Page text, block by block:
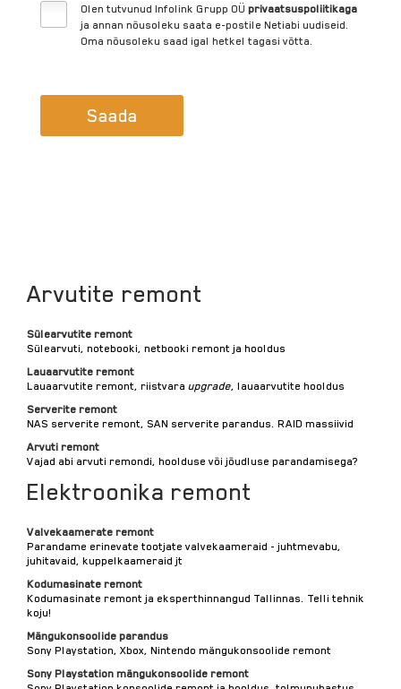
Olen tutvunud Infolink Grupp OÜ privaatsuspoliitikaga
ja annan nõusoleku saata e-postile Netiabi uudiseid.
Oma nõusoleku saad igal hetkel tagasi võtta.
Arvutite remont
Sülearvutite remont
Sülearvuti, notebooki, netbooki remont ja hooldus
Lauaarvutite remont
Lauaarvutite remont, riistvara upgrade, lauaarvutite hooldus
Serverite remont
NAS serverite remont, SAN serverite parandus. RAID massiivid
Arvuti remont
Vajad abi arvuti remondi, hoolduse või jõudluse parandamisega?
Elektroonika remont
Valvekaamerate remont
Parandame erinevate tootjate valvekaameraid - juhtmevabu,
juhitavaid, kuppelkaameraid jt
Kodumasinate remont
Kodumasinate remont ja eksperthinnangud Tallinnas. Telli tehnik
koju!
Mängukonsoolide parandus
Sony Playstation, Xbox, Nintendo mängukonsoolide remont
Sony Playstation mängukonsoolide remont